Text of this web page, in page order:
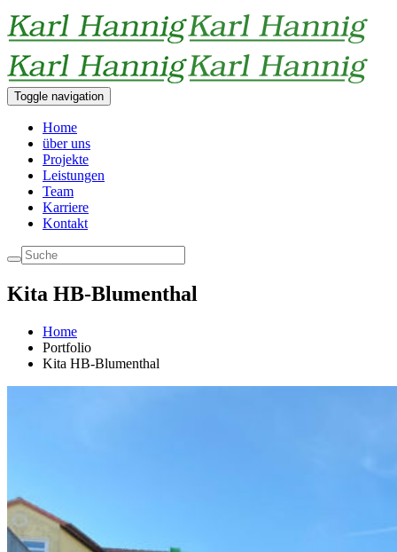
Toggle navigation
Home
über uns
Projekte
Leistungen
Team
Karriere
Kontakt
Kita HB-Blumenthal
Home
Portfolio
Kita HB-Blumenthal